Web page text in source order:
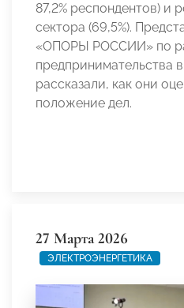
87,2% респондентов) и
сектора (69,5%).
«ОПОРЫ РОССИИ» по
предпринимательства
рассказали, как они
положение дел.
27 Марта 2026
ЭЛЕКТРОЭНЕРГЕТИКА